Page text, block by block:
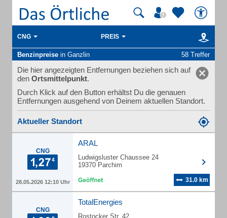
CNG PREIS
Benzinpreise in Ganzlin 58 Treffer
Die hier angezeigten Entfernungen beziehen sich auf
den Ortsmittelpunkt.
Durch Klick auf den Button erhältst Du die genauen
Entfernungen ausgehend von Deinem aktuellen Standort.
Aktueller Standort
CNG
28.05.2026 12:10 Uhr
ARAL
Ludwigsluster Chaussee 24
19370 Parchim
31.0 km
CNG
TotalEnergies
Rostocker Str. 42